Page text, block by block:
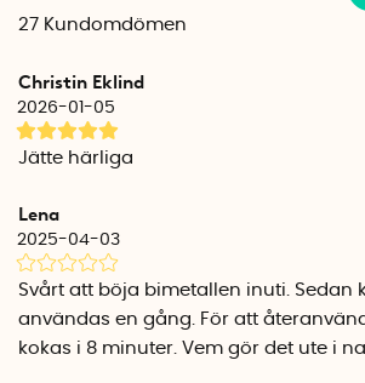
27 Kundomdömen
Christin Eklind
2026-01-05
Jätte härliga
Lena
2025-04-03
Svårt att böja bimetallen inuti. Sedan
användas en gång. För att
kokas i 8 minuter. Vem gör det ute i